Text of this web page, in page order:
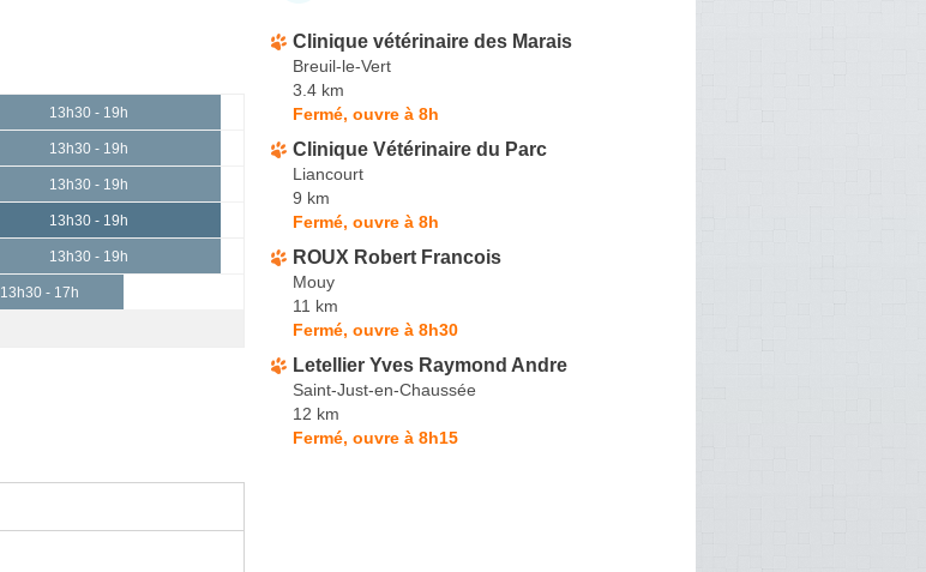
13h30 - 19h
13h30 - 19h
13h30 - 19h
13h30 - 19h
13h30 - 19h
13h30 - 17h
Clinique vétérinaire des Marais
Breuil-le-Vert
3.4 km
Fermé, ouvre à 8h
Clinique Vétérinaire du Parc
Liancourt
9 km
Fermé, ouvre à 8h
ROUX Robert Francois
Mouy
11 km
Fermé, ouvre à 8h30
Letellier Yves Raymond Andre
Saint-Just-en-Chaussée
12 km
Fermé, ouvre à 8h15